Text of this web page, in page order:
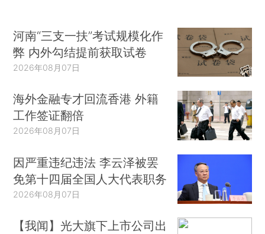
河南“三支一扶”考试规模化作
弊 内外勾结提前获取试卷
2026年08月07日
海外金融专才回流香港 外籍
工作签证翻倍
2026年08月07日
因严重违纪违法 李云泽被罢
免第十四届全国人大代表职务
2026年08月07日
【我闻】光大旗下上市公司出